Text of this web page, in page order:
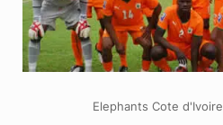
Elephants Cote d'Ivoire